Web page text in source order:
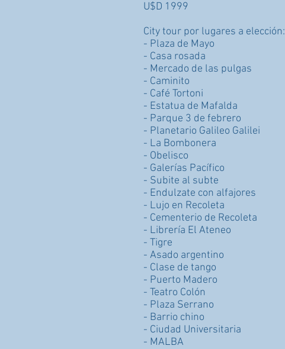
U$D 1999
City tour por lugares a elección:
- Plaza de Mayo
- Casa rosada
- Mercado de las pulgas
- Caminito
- Café Tortoni
- Estatua de Mafalda
- Parque 3 de febrero
- Planetario Galileo Galilei
- La Bombonera
- Obelisco
- Galerías Pacífico
- Subite al subte
- Endulzate con alfajores
- Lujo en Recoleta
- Cementerio de Recoleta
- Librería El Ateneo
- Tigre
- Asado argentino
- Clase de tango
- Puerto Madero
- Teatro Colón
- Plaza Serrano
- Barrio chino
- Ciudad Universitaria
- MALBA